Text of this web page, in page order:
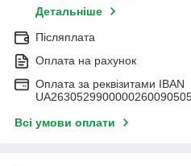
Детальніше
Післяплата
Оплата на рахунок
Оплата за реквізитами IBAN
Всі умови оплати